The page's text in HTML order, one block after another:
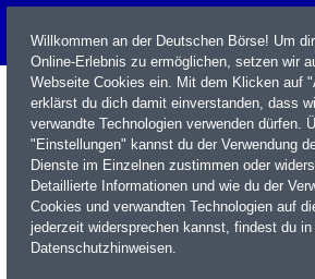
Name / WKN / ISIN / Kürzel
Willkommen an der Deutschen Börse! Um
Online-Erlebnis zu ermöglichen, setzen wir
Webseite Cookies ein. Mit dem Klicken auf
erklärst du dich damit einverstanden, dass
verwandte Technologien verwenden dürfen.
"Einstellungen" kannst du der Verwendung
Dienste im Einzelnen zustimmen oder
Detaillierte Informationen und wie du der
Cookies und verwandten Technologien auf
jederzeit widersprechen kannst, findest du in
Datenschutzhinweisen.